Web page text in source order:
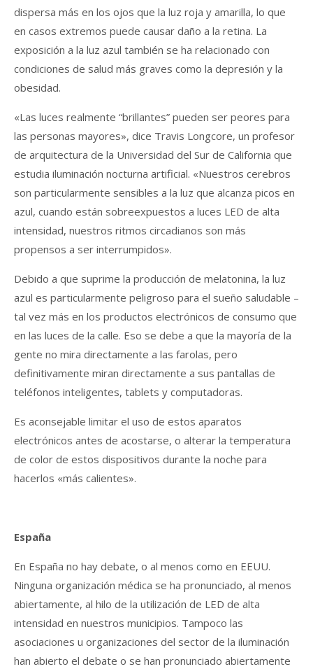
dispersa más en los ojos que la luz roja y amarilla, lo que
en casos extremos puede causar daño a la retina. La
exposición a la luz azul también se ha relacionado con
condiciones de salud más graves como la depresión y la
obesidad.
«Las luces realmente “brillantes” pueden ser peores para
las personas mayores», dice Travis Longcore, un profesor
de arquitectura de la Universidad del Sur de California que
estudia iluminación nocturna artificial. «Nuestros cerebros
son particularmente sensibles a la luz que alcanza picos en
azul, cuando están sobreexpuestos a luces LED de alta
intensidad, nuestros ritmos circadianos son más
propensos a ser interrumpidos».
Debido a que suprime la producción de melatonina, la luz
azul es particularmente peligroso para el sueño saludable –
tal vez más en los productos electrónicos de consumo que
en las luces de la calle. Eso se debe a que la mayoría de la
gente no mira directamente a las farolas, pero
definitivamente miran directamente a sus pantallas de
teléfonos inteligentes, tablets y computadoras.
Es aconsejable limitar el uso de estos aparatos
electrónicos antes de acostarse, o alterar la temperatura
de color de estos dispositivos durante la noche para
hacerlos «más calientes».
España
En España no hay debate, o al menos como en EEUU.
Ninguna organización médica se ha pronunciado, al menos
abiertamente, al hilo de la utilización de LED de alta
intensidad en nuestros municipios. Tampoco las
asociaciones u organizaciones del sector de la iluminación
han abierto el debate o se han pronunciado abiertamente